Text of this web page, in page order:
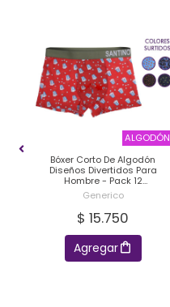
ALGODÓN
Bóxer Corto De Algodón
Diseños Divertidos Para
Hombre - Pack 12
Unidades
Generico
$ 15.750
Agregar